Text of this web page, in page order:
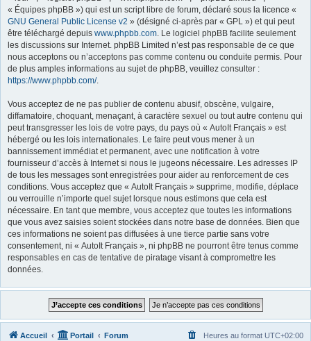
« Équipes phpBB ») qui est un script libre de forum, déclaré sous la licence «
GNU General Public License v2 » (désigné ci-après par « GPL ») et qui peut
être téléchargé depuis www.phpbb.com. Le logiciel phpBB facilite seulement
les discussions sur Internet. phpBB Limited n’est pas responsable de ce que
nous acceptons ou n’acceptons pas comme contenu ou conduite permis. Pour
de plus amples informations au sujet de phpBB, veuillez consulter :
https://www.phpbb.com/.
Vous acceptez de ne pas publier de contenu abusif, obscène, vulgaire,
diffamatoire, choquant, menaçant, à caractère sexuel ou tout autre contenu qui
peut transgresser les lois de votre pays, du pays où « AutoIt Français » est
hébergé ou les lois internationales. Le faire peut vous mener à un
bannissement immédiat et permanent, avec une notification à votre
fournisseur d’accès à Internet si nous le jugeons nécessaire. Les adresses IP
de tous les messages sont enregistrées pour aider au renforcement de ces
conditions. Vous acceptez que « AutoIt Français » supprime, modifie, déplace
ou verrouille n’importe quel sujet lorsque nous estimons que cela est
nécessaire. En tant que membre, vous acceptez que toutes les informations
que vous avez saisies soient stockées dans notre base de données. Bien que
ces informations ne soient pas diffusées à une tierce partie sans votre
consentement, ni « AutoIt Français », ni phpBB ne pourront être tenus comme
responsables en cas de tentative de piratage visant à compromettre les
données.
Accueil Portail Forum Heures au format UTC+02:00